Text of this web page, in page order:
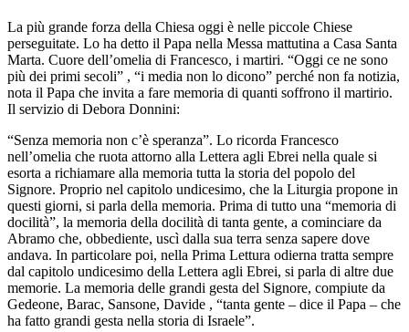
La più grande forza della Chiesa oggi è nelle piccole Chiese
perseguitate. Lo ha detto il Papa nella Messa mattutina a Casa Santa
Marta. Cuore dell’omelia di Francesco, i martiri. “Oggi ce ne sono
più dei primi secoli” , “i media non lo dicono” perché non fa notizia,
nota il Papa che invita a fare memoria di quanti soffrono il martirio.
Il servizio di Debora Donnini:
“Senza memoria non c’è speranza”. Lo ricorda Francesco
nell’omelia che ruota attorno alla Lettera agli Ebrei nella quale si
esorta a richiamare alla memoria tutta la storia del popolo del
Signore. Proprio nel capitolo undicesimo, che la Liturgia propone in
questi giorni, si parla della memoria. Prima di tutto una “memoria di
docilità”, la memoria della docilità di tanta gente, a cominciare da
Abramo che, obbediente, uscì dalla sua terra senza sapere dove
andava. In particolare poi, nella Prima Lettura odierna tratta sempre
dal capitolo undicesimo della Lettera agli Ebrei, si parla di altre due
memorie. La memoria delle grandi gesta del Signore, compiute da
Gedeone, Barac, Sansone, Davide , “tanta gente – dice il Papa – che
ha fatto grandi gesta nella storia di Israele”.